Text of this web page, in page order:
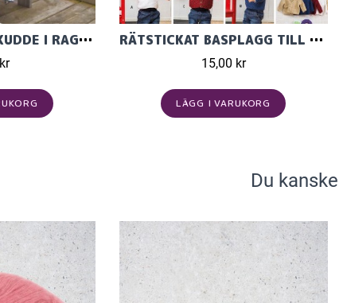
PIPPI PLÄD OCH KUDDE I RAGGI ULLGARN FRÅN JÄRBO GARN RÄTSTICKAT BASPLAGG TILL BABY I SOFT COTTON
15,00 kr
LÄGG I VARUKORG
Du